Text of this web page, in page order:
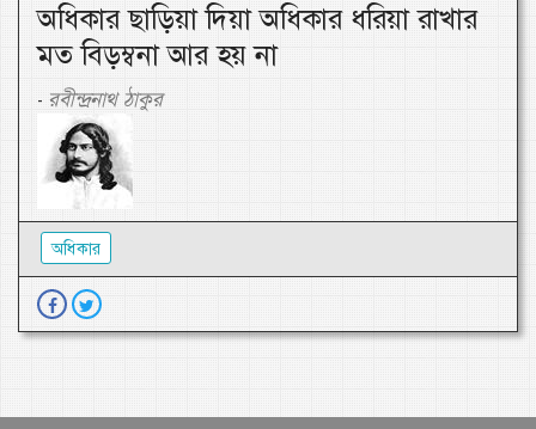
অধিকার ছাড়িয়া দিয়া অধিকার ধরিয়া রাখার
মত বিড়ম্বনা আর হয় না
- রবীন্দ্রনাথ ঠাকুর
অধিকার